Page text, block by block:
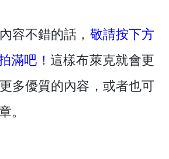
容不錯的話， 敬請按下方
滿吧！ 這樣布萊克就會更
多優質的內容，或者也可
。